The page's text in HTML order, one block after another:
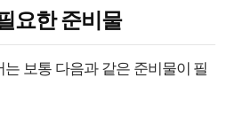
요한 준비물
보통 다음과 같은 준비물이 필